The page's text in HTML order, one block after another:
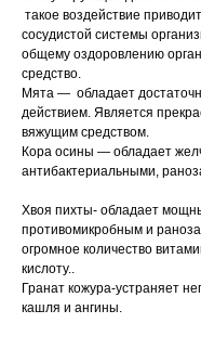
такое воздействие
сосудистой системы
общему оздоровлению
средство.
Мята — обладает
действием. Является
вяжущим средством.
Кора осины — обладает
антибактериальными,
Хвоя пихты- обладает
противомикробным и
огромное количество
кислоту..
Гранат кожура-устраняет
кашля и ангины.